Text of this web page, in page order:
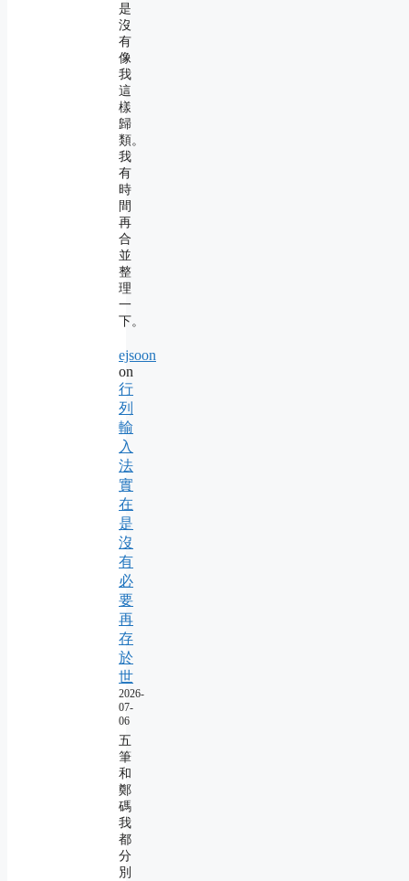
是
沒
有
像
我
這
樣
歸
類。
我
有
時
間
再
合
並
整
理
一
下。
ejsoon
on
行
列
輸
入
法
實
在
是
沒
有
必
要
再
存
於
世
2026-
07-
06
五
筆
和
鄭
碼
我
都
分
別